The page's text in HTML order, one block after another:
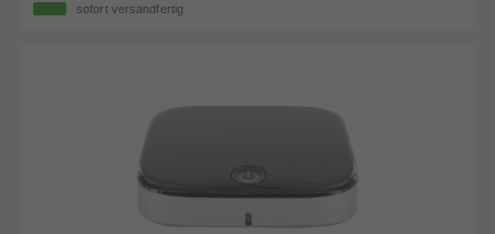
sofort versandfertig